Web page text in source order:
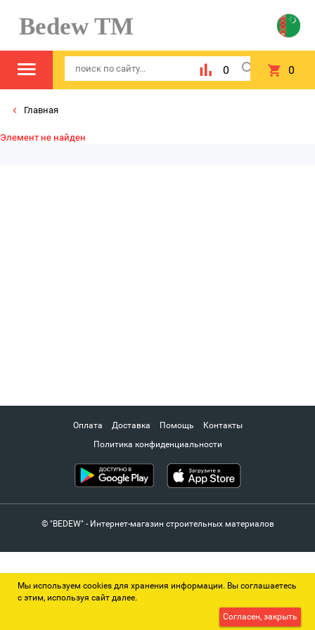
Bedew TM
0 0
Главная
Элемент не найден
Оплата Доставка Помощь
Контакты
Политика конфиденциальности
© "BEDEW" - Интернет-магазин строительных материалов
Мы используем cookies для хранения информации. Вы соглашаетесь
с этим, используя сайт далее.
Согласен, закрыть